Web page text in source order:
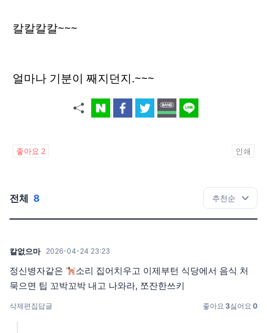
칼칼칼칼~~~
얼마나 기분이 째지던지.~~~
좋아요 2 인쇄
전체 8
칼없으마 2026-04-24 23:23
정신병자같은
소리 집어치우고 이제부턴 식당에서 음식 처
묵으면 팁 꼬박꼬박 내고 나와라, 쪼잔한쓰키
삭제편집 답글 좋아요 3싫어요 0